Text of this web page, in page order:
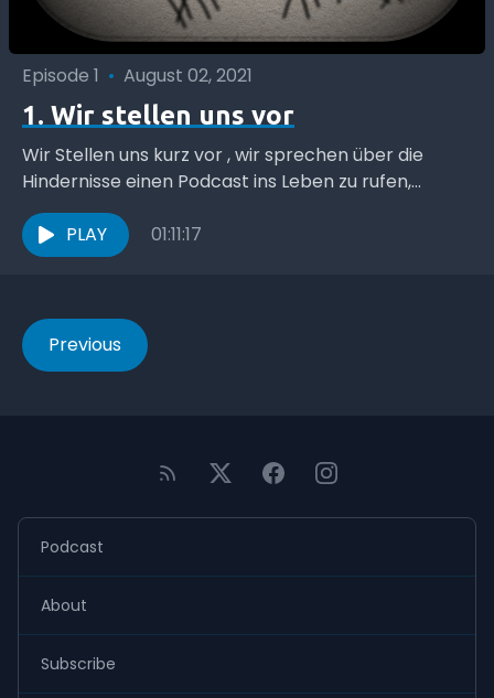
Episode 1 • August 02, 2021
1. Wir stellen uns vor
Wir Stellen uns kurz vor , wir sprechen über die
Hindernisse einen Podcast ins Leben zu rufen,
allgemeine Informationen über uns und den
Podcast...
PLAY 01:11:17
Previous
Podcast
About
Subscribe